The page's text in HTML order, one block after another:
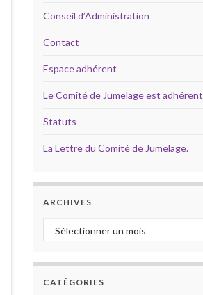
Conseil d’Administration
Contact
Espace adhérent
Le Comité de Jumelage est adhérent
Statuts
La Lettre du Comité de Jumelage.
ARCHIVES
Archives
CATÉGORIES